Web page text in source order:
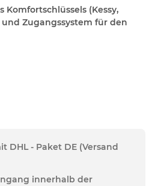
(Kessy,
und Zugangssystem für den
DHL - Paket DE (Versand
innerhalb der